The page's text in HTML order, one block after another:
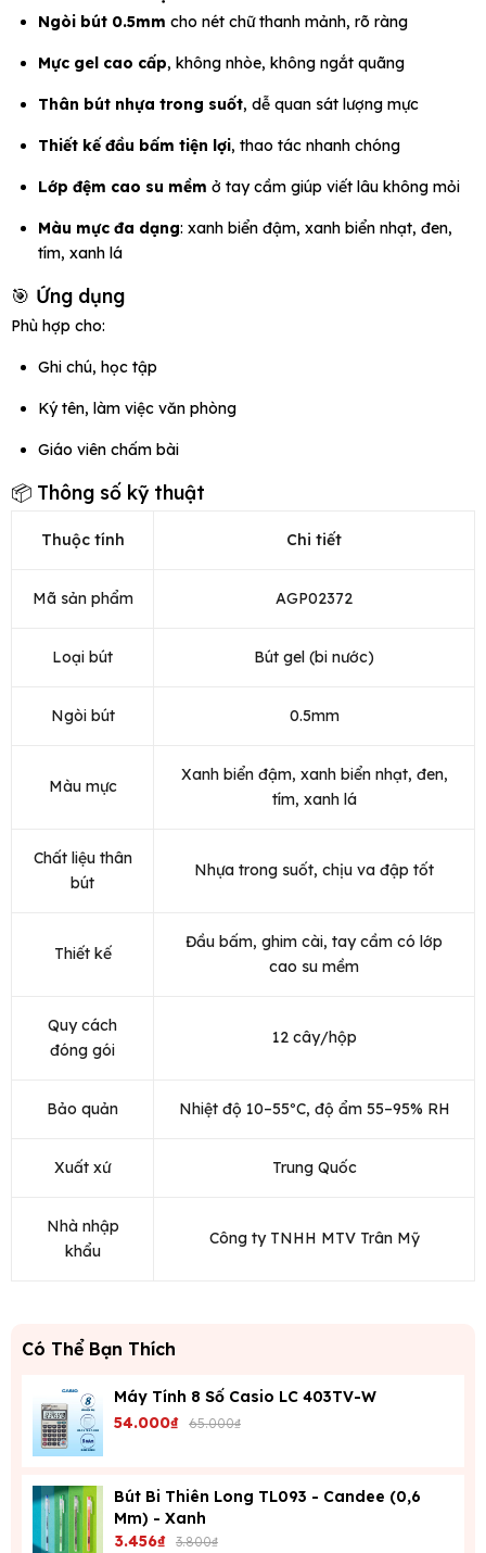
Ngòi bút 0.5mm cho nét chữ thanh mảnh, rõ ràng
Mực gel cao cấp, không nhòe, không ngắt quãng
Thân bút nhựa trong suốt, dễ quan sát lượng mực
Thiết kế đầu bấm tiện lợi, thao tác nhanh chóng
Lớp đệm cao su mềm ở tay cầm giúp viết lâu không mỏi
Màu mực đa dạng: xanh biển đậm, xanh biển nhạt, đen,
tím, xanh lá
🎯 Ứng dụng
Phù hợp cho:
Ghi chú, học tập
Ký tên, làm việc văn phòng
Giáo viên chấm bài
📦 Thông số kỹ thuật
Thuộc tính Chi tiết
Mã sản phẩm AGP02372
Loại bút Bút gel (bi nước)
Ngòi bút 0.5mm
Màu mực
Xanh biển đậm, xanh biển nhạt, đen,
tím, xanh lá
Chất liệu thân
bút
Nhựa trong suốt, chịu va đập tốt
Thiết kế
Đầu bấm, ghim cài, tay cầm có lớp
cao su mềm
Quy cách
đóng gói
12 cây/hộp
Bảo quản Nhiệt độ 10–55ºC, độ ẩm 55–95% RH
Xuất xứ Trung Quốc
Nhà nhập
khẩu
Công ty TNHH MTV Trân Mỹ
Có Thể Bạn Thích
Máy Tính 8 Số Casio LC 403TV-W
54.000₫ 65.000₫
Bút Bi Thiên Long TL093 - Candee (0,6
Mm) - Xanh
3.456₫ 3.800₫